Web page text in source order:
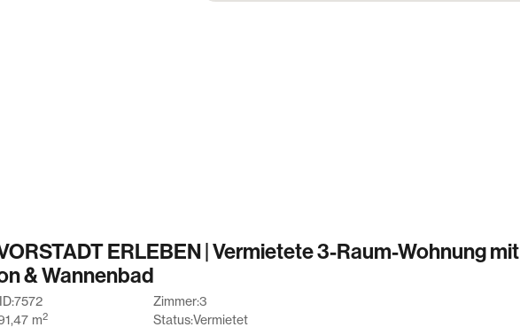
Stadt, der in wenigen
von ca. 200 m²
Wohnung)
ERLEBEN | Vermietete 3-Raum-Wohnung mit
& Wannenbad
7572 Zimmer:3
m2 Status:Vermietet